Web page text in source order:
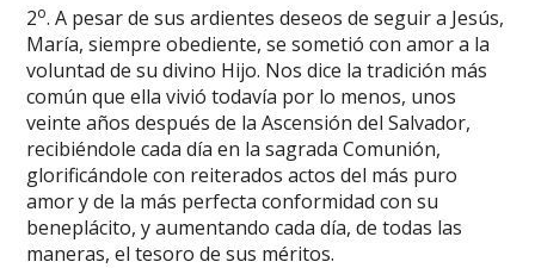
2o. A pesar de sus ardientes deseos de seguir a Jesús,
María, siempre obediente, se sometió con amor a la
voluntad de su divino Hijo. Nos dice la tradición más
común que ella vivió todavía por lo menos, unos
veinte años después de la Ascensión del Salvador,
recibiéndole cada día en la sagrada Comunión,
glorificándole con reiterados actos del más puro
amor y de la más perfecta conformidad con su
beneplácito, y aumentando cada día, de todas las
maneras, el tesoro de sus méritos.